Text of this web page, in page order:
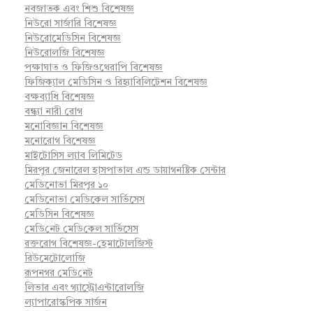
নবজাতক এবং শিশু বিশেষজ্ঞ
নিউরো সার্জারি বিশেষজ্ঞ
নিউরোমেডিসিন বিশেষজ্ঞ
নিউরোলজি বিশেষজ্ঞ
পক্ষাঘাত ও ফিজিওথেরাপি বিশেষজ্ঞ
ফিজিক্যাল মেডিসিন ও রিহ্যাবিলিটেশন বিশেষজ্ঞ
বক্ষব্যাধি বিশেষজ্ঞ
বন্ধ্যা নারী রোগ
মনোবিজ্ঞান বিশেষজ্ঞ
মনোরোগ বিশেষজ্ঞ
মাইটোসিস ল্যাব লিমিটেড
মিরপুর জেনারেল হাসপাতাল এন্ড ডায়াগনষ্টিক সেন্টার
মেডিনোভা মিরপুর ১০
মেডিনোভা মেডিকেল সার্ভিসেস
মেডিসিন বিশেষজ্ঞ
মে‌ডি‌নেট মে‌ডি‌কেল সা‌র্ভিসেস
রক্তরোগ বিশেষজ্ঞ-হেমাটোলজিস্ট
রিউমেটোলোজি
রূপনগর মে‌ডি‌নেট
লিভার এবং গ্যাস্ট্রোএন্টারোলজি
ল্যাপারোস্কপিক সার্জন